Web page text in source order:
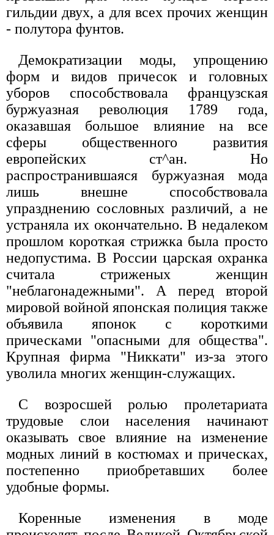
гильдии двух, а для всех прочих женщин
- полутора фунтов.
Демократизации моды, упрощению
форм и видов причесок и головных
уборов способствовала французская
буржуазная революция 1789 года,
оказавшая большое влияние на все
сферы общественного развития
европейских ст^ан. Но
распространившаяся буржуазная мода
лишь внешне способствовала
упразднению сословных различий, а не
устраняла их окончательно. В недалеком
прошлом короткая стрижка была просто
недопустима. В России царская охранка
считала стриженых женщин
"неблагонадежными". А перед второй
мировой войной японская полиция также
объявила японок с короткими
прическами "опасными для общества".
Крупная фирма "Никкати" из-за этого
уволила многих женщин-служащих.
С возросшей ролью пролетариата
трудовые слои населения начинают
оказывать свое влияние на изменение
модных линий в костюмах и прическах,
постепенно приобретавших более
удобные формы.
Коренные изменения в моде